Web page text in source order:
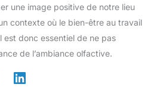
une image positive de notre lieu
contexte où le bien-être au travail
est donc essentiel de ne pas
de l’ambiance olfactive.